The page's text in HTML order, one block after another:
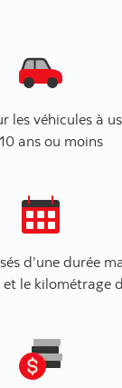
les véhicules à
ans ou moins
d’une durée
et le kilométrage